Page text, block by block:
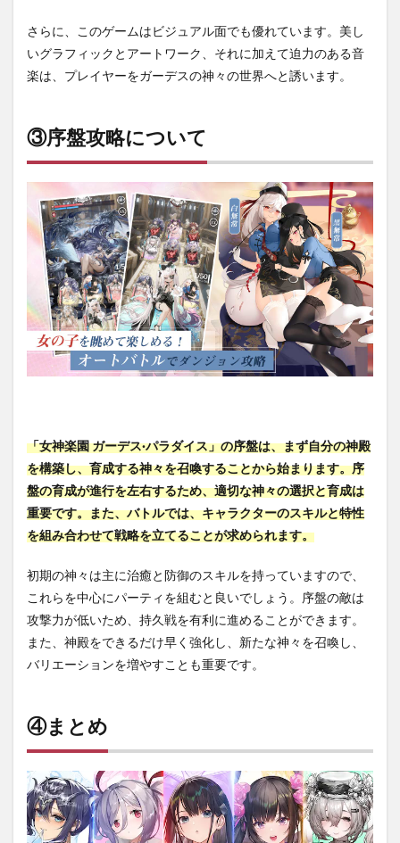
さらに、このゲームはビジュアル面でも優れています。美し
いグラフィックとアートワーク、それに加えて迫力のある音
楽は、プレイヤーをガーデスの神々の世界へと誘います。
③序盤攻略について
「女神楽園 ガーデス·パラダイス」の序盤は、まず自分の神殿
を構築し、育成する神々を召喚することから始まります。序
盤の育成が進行を左右するため、適切な神々の選択と育成は
重要です。また、バトルでは、キャラクターのスキルと特性
を組み合わせて戦略を立てることが求められます。
初期の神々は主に治癒と防御のスキルを持っていますので、
これらを中心にパーティを組むと良いでしょう。序盤の敵は
攻撃力が低いため、持久戦を有利に進めることができます。
また、神殿をできるだけ早く強化し、新たな神々を召喚し、
バリエーションを増やすことも重要です。
④まとめ